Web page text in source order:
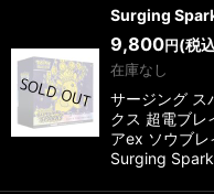
Surging
9,800円 (税
在庫なし
サージング
クス 超電ブレ
アex ソウブ
Surging